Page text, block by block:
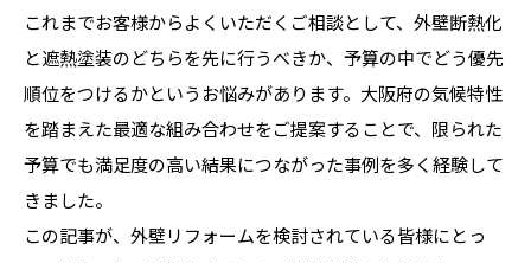
これまでお客様からよくいただくご相談として、外壁断熱化
と遮熱塗装のどちらを先に行うべきか、予算の中でどう優先
順位をつけるかというお悩みがあります。大阪府の気候特性
を踏まえた最適な組み合わせをご提案することで、限られた
予算でも満足度の高い結果につながった事例を多く経験して
きました。
この記事が、外壁リフォームを検討されている皆様にとっ